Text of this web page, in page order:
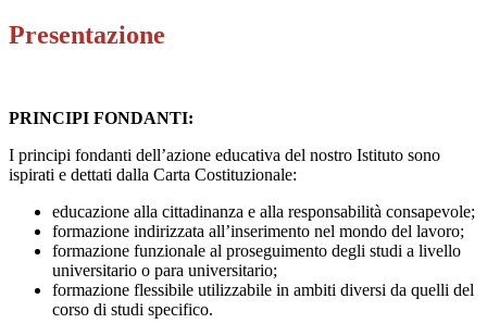
Presentazione
PRINCIPI FONDANTI:
I principi fondanti dell’azione educativa del nostro Istituto sono
ispirati e dettati dalla Carta Costituzionale:
educazione alla cittadinanza e alla responsabilità consapevole;
formazione indirizzata all’inserimento nel mondo del lavoro;
formazione funzionale al proseguimento degli studi a livello
universitario o para universitario;
formazione flessibile utilizzabile in ambiti diversi da quelli del
corso di studi specifico.